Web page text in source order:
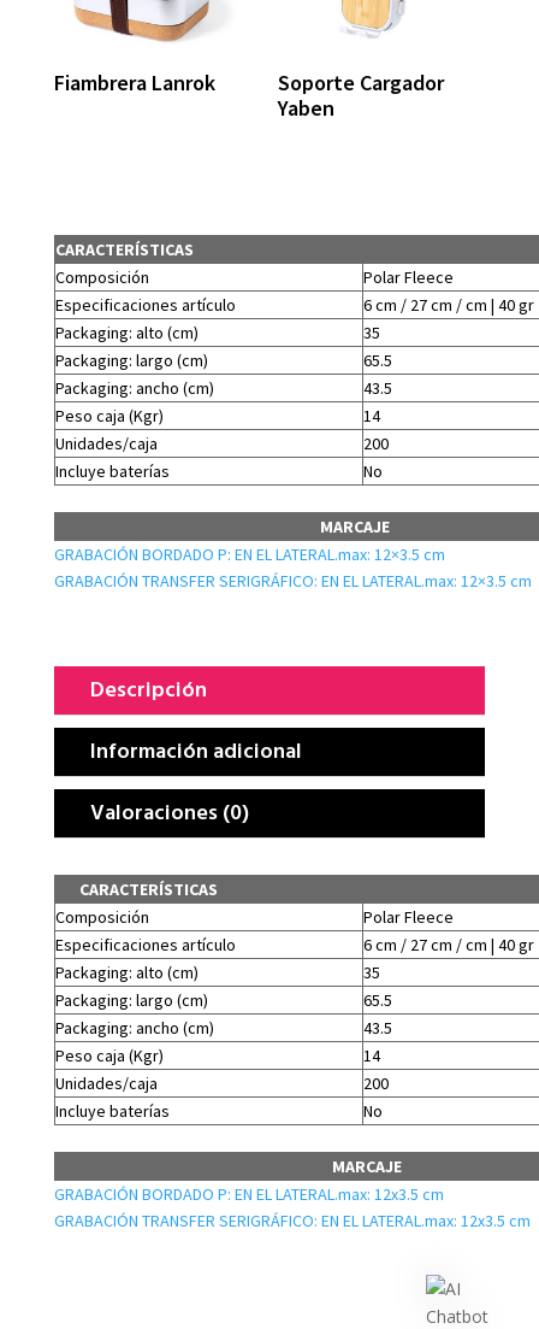
Fiambrera Lanrok
Soporte Cargador
Yaben
CARACTERÍSTICAS
Composición
Polar Fleece
Especificaciones artículo
6 cm / 27 cm / cm | 40 gr
Packaging: alto (cm)
35
Packaging: largo (cm)
65.5
Packaging: ancho (cm)
43.5
Peso caja (Kgr)
14
Unidades/caja
200
Incluye baterías
No
MARCAJE
GRABACIÓN BORDADO P: EN EL LATERAL.max: 12×3.5 cm
GRABACIÓN TRANSFER SERIGRÁFICO: EN EL LATERAL.max: 12×3.5 cm
Descripción
Información adicional
Valoraciones (0)
CARACTERÍSTICAS
Composición
Polar Fleece
Especificaciones artículo
6 cm / 27 cm / cm | 40 gr
Packaging: alto (cm)
35
Packaging: largo (cm)
65.5
Packaging: ancho (cm)
43.5
Peso caja (Kgr)
14
Unidades/caja
200
Incluye baterías
No
MARCAJE
GRABACIÓN BORDADO P: EN EL LATERAL.max: 12x3.5 cm
GRABACIÓN TRANSFER SERIGRÁFICO: EN EL LATERAL.max: 12x3.5 cm